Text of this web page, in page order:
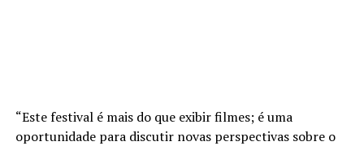
“Este festival é mais do que exibir filmes; é uma
oportunidade para discutir novas perspectivas sobre o